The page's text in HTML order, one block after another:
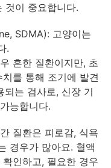
것이 중요합니다.
SDMA): 고양이는
.
흔한 질환이지만, 초
를 통해 조기에 발견
는 검사로, 신장 기
능합니다.
질환은 피로감, 식욕
경우가 많아요. 혈액
인하고, 필요한 경우